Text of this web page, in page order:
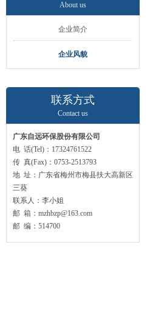
About us
企业简介
企业风貌
联系方式
Contact us
广东自远环保股份有限公司
电 话(Tel)：17324761522
传 真(Fax)：0753-2513793
地 址：广东省梅州市梅县扶大高新区
三葵
联系人：李小姐
邮 箱：mzhbzp@163.com
邮 编：514700